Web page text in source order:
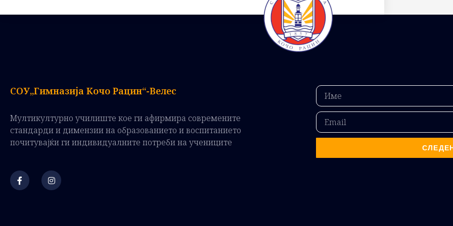
СОУ„Гимназија Кочо Рацин“-Велес
Мултикултурно училиште кое ги афирмира современите
стандарди и димензии на образованието и воспитанието
почитувајќи ги индивидуалните потреби на учениците